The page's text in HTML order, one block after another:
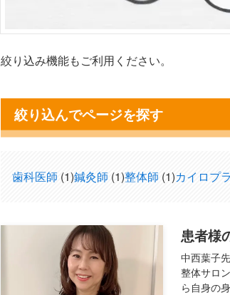
絞り込み機能もご利用ください。
絞り込んでページを探す
歯科医師 (1)鍼灸師 (1)整体師 (1)カイロプ
患者様
中西葉子
整体サロ
ら自身の